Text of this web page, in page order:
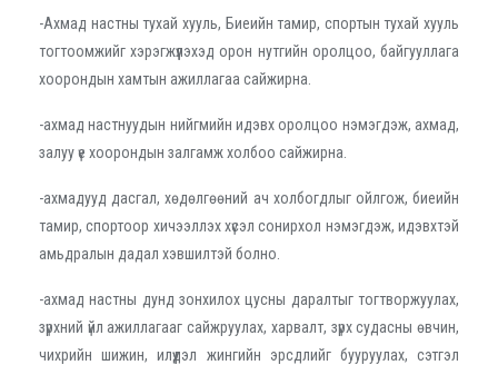
-Ахмад настны тухай хууль, Биеийн тамир, спортын тухай хууль
тогтоомжийг хэрэгжүүлэхэд орон нутгийн оролцоо, байгууллага
хоорондын хамтын ажиллагаа сайжирна.
-ахмад настнуудын нийгмийн идэвх оролцоо нэмэгдэж, ахмад,
залуу үе хоорондын залгамж холбоо сайжирна.
-ахмадууд дасгал, хөдөлгөөний ач холбогдлыг ойлгож, биеийн
тамир, спортоор хичээллэх хүсэл сонирхол нэмэгдэж, идэвхтэй
амьдралын дадал хэвшилтэй болно.
-ахмад настны дунд зонхилох цусны даралтыг тогтворжуулах,
зүрхний үйл ажиллагааг сайжруулах, харвалт, зүрх судасны өвчин,
чихрийн шижин, илүүдэл жингийн эрсдлийг бууруулах, сэтгэл